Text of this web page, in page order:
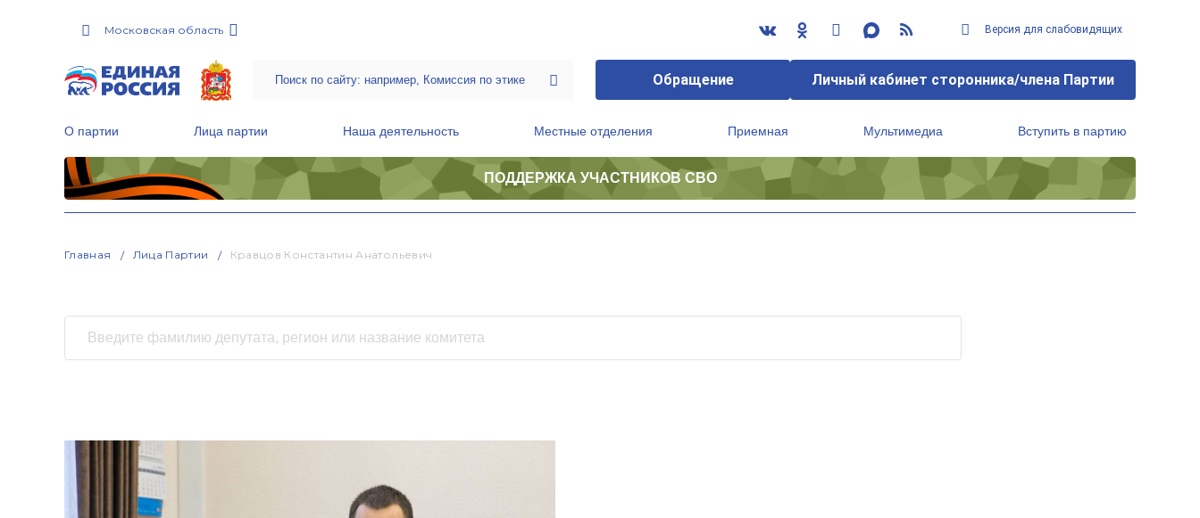
Московская область Версия для слабовидящих
Обращение Личный кабинет сторонника/члена Партии
О партии Лица партии Наша деятельность Местные отделения Приемная Мультимедиа Вступить в партию
ПОДДЕРЖКА УЧАСТНИКОВ СВО
Главная Лица Партии Кравцов Константин Анатольевич